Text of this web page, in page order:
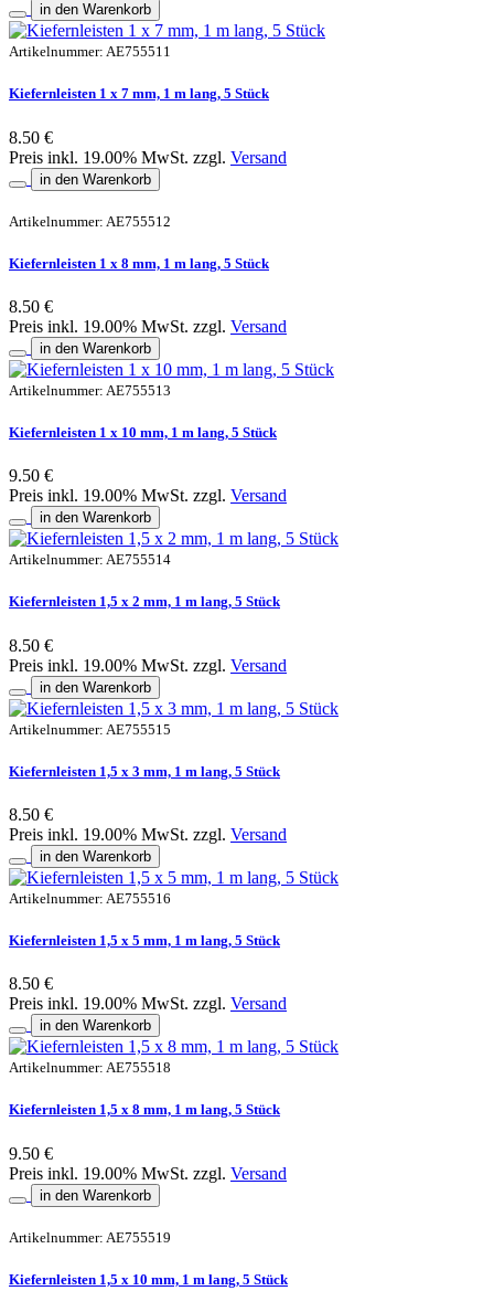
in den Warenkorb
Artikelnummer: AE755511
Kiefernleisten 1 x 7 mm, 1 m lang, 5 Stück
8.50 €
Preis inkl. 19.00% MwSt. zzgl. Versand
in den Warenkorb
Artikelnummer: AE755512
Kiefernleisten 1 x 8 mm, 1 m lang, 5 Stück
8.50 €
Preis inkl. 19.00% MwSt. zzgl. Versand
in den Warenkorb
Artikelnummer: AE755513
Kiefernleisten 1 x 10 mm, 1 m lang, 5 Stück
9.50 €
Preis inkl. 19.00% MwSt. zzgl. Versand
in den Warenkorb
Artikelnummer: AE755514
Kiefernleisten 1,5 x 2 mm, 1 m lang, 5 Stück
8.50 €
Preis inkl. 19.00% MwSt. zzgl. Versand
in den Warenkorb
Artikelnummer: AE755515
Kiefernleisten 1,5 x 3 mm, 1 m lang, 5 Stück
8.50 €
Preis inkl. 19.00% MwSt. zzgl. Versand
in den Warenkorb
Artikelnummer: AE755516
Kiefernleisten 1,5 x 5 mm, 1 m lang, 5 Stück
8.50 €
Preis inkl. 19.00% MwSt. zzgl. Versand
in den Warenkorb
Artikelnummer: AE755518
Kiefernleisten 1,5 x 8 mm, 1 m lang, 5 Stück
9.50 €
Preis inkl. 19.00% MwSt. zzgl. Versand
in den Warenkorb
Artikelnummer: AE755519
Kiefernleisten 1,5 x 10 mm, 1 m lang, 5 Stück